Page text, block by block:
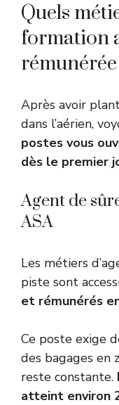
Quels
formation
rémunérée
Après avoir
dans l’aérien,
postes vous
dès le premier
Agent de
ASA
Les métiers
piste sont
et rémunérés
Ce poste exige
des bagages en
reste constante.
atteint environ